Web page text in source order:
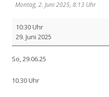
Montag, 2. Juni 2025, 8:13 Uhr
tes­
dienst
10:30 Uhr
29. Juni 2025
So, 29.06.25
10.30 Uhr